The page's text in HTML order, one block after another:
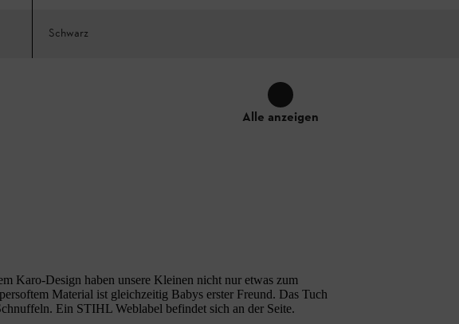
Schwarz
Alle anzeigen
Karo-Design haben unsere Kleinen nicht nur etwas zum
Material ist gleichzeitig Babys erster Freund. Das Tuch
Ein STIHL Weblabel befindet sich an der Seite.